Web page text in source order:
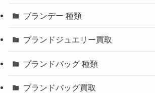
ブランデー 種類
ブランドジュエリー買取
ブランドバッグ 種類
ブランドバッグ買取